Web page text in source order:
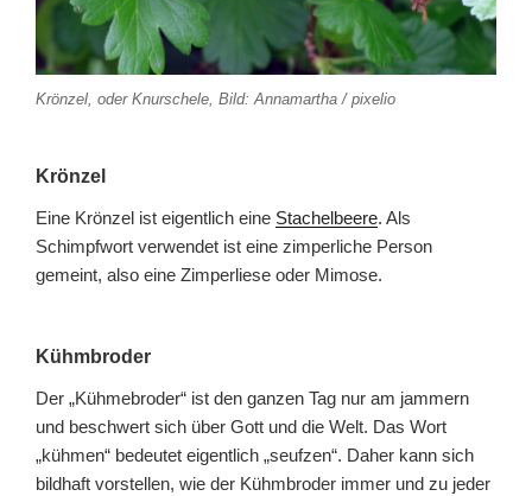
Krönzel, oder Knurschele, Bild: Annamartha / pixelio
Krönzel
Eine Krönzel ist eigentlich eine Stachelbeere. Als
Schimpfwort verwendet ist eine zimperliche Person
gemeint, also eine Zimperliese oder Mimose.
Kühmbroder
Der „Kühmebroder“ ist den ganzen Tag nur am jammern
und beschwert sich über Gott und die Welt. Das Wort
„kühmen“ bedeutet eigentlich „seufzen“. Daher kann sich
bildhaft vorstellen, wie der Kühmbroder immer und zu jeder